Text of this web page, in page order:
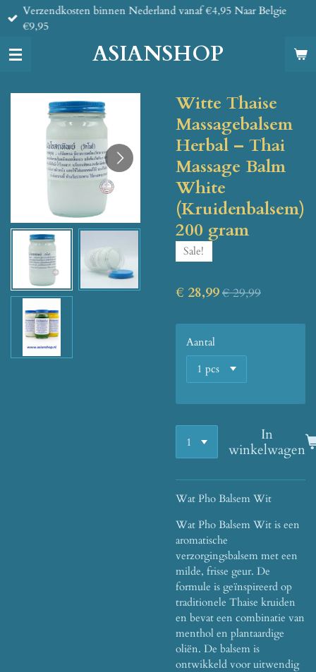
Ga
direct
de
ASIANSHOP
Verzendkosten binnen Nederland vanaf €4,95 Naar Belgie
€9,95
Witte Thaise
Massagebalsem
Herbal – Thai
Massage Balm
White
(Kruidenbalsem)
200 gram
Sale!
€ 28,99€ 29,99
Aantal
In
winkelwagen
Wat Pho Balsem Wit
Wat Pho Balsem Wit is een
aromatische
verzorgingsbalsem met een
milde, frisse geur. De
formule is geïnspireerd op
traditionele Thaise kruiden
en bevat een combinatie van
menthol en plantaardige
oliën. De balsem is
ontwikkeld voor uitwendig